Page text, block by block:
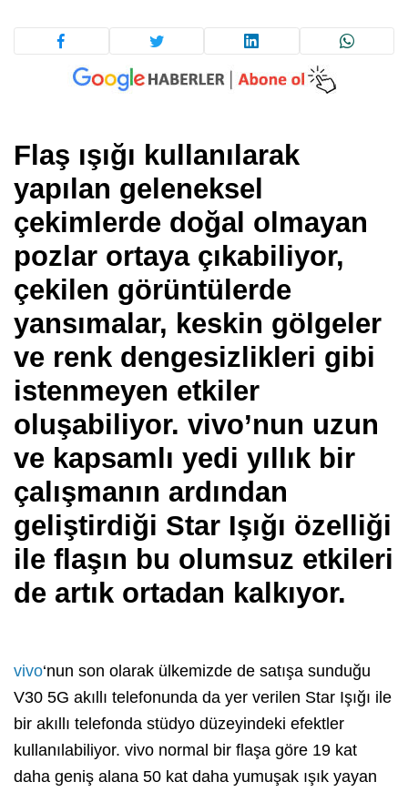
Flaş ışığı kullanılarak
yapılan geleneksel
çekimlerde doğal olmayan
pozlar ortaya çıkabiliyor,
çekilen görüntülerde
yansımalar, keskin gölgeler
ve renk dengesizlikleri gibi
istenmeyen etkiler
oluşabiliyor. vivo’nun uzun
ve kapsamlı yedi yıllık bir
çalışmanın ardından
geliştirdiği Star Işığı özelliği
ile flaşın bu olumsuz etkileri
de artık ortadan kalkıyor.
vivo‘nun son olarak ülkemizde de satışa sunduğu
V30 5G akıllı telefonunda da yer verilen Star Işığı ile
bir akıllı telefonda stüdyo düzeyindeki efektler
kullanılabiliyor. vivo normal bir flaşa göre 19 kat
daha geniş alana 50 kat daha yumuşak ışık yayan